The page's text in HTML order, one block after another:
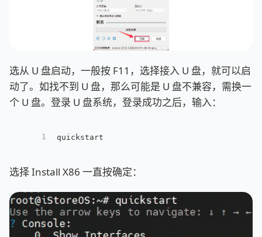
选从 U 盘启动，一般按 F11，选择接入 U 盘，就可以启
动了。如找不到 U 盘，那么可能是 U 盘不兼容，需换一
个 U 盘。登录 U 盘系统，登录成功之后，输入：
1 quickstart
选择 Install X86 一直按确定：